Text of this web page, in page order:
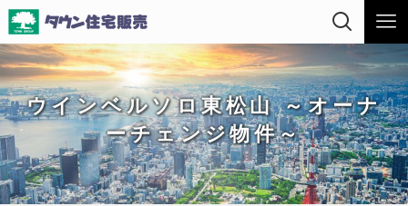
ウインベルソロ東松山 ～オーナ
ーチェンジ物件～